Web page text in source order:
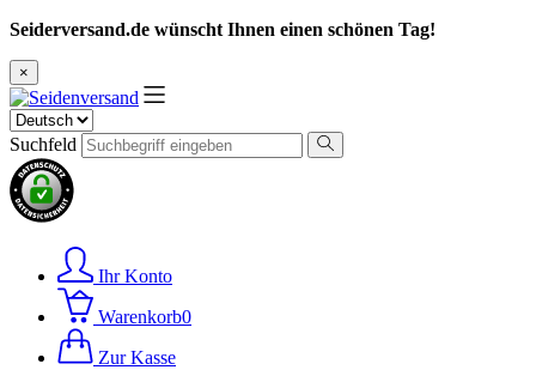
Seiderversand.de wünscht Ihnen einen schönen Tag!
×
Suchfeld
Ihr Konto
Warenkorb0
Zur Kasse